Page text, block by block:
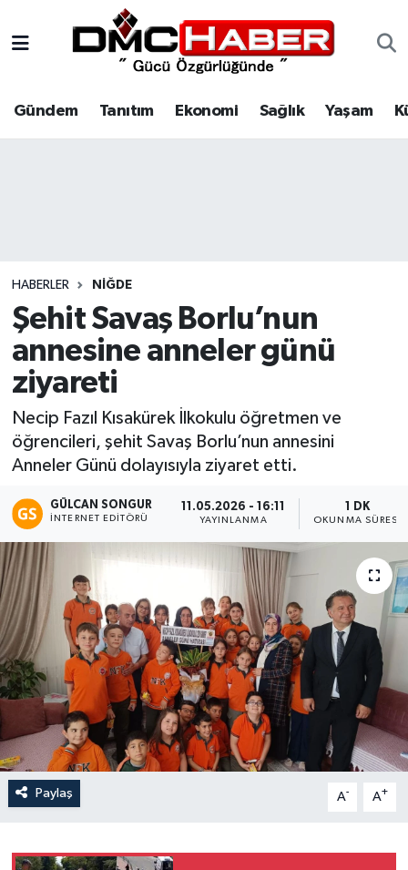
Gündem Tanıtım Ekonomi Sağlık Yaşam
HABERLER NIĞDE
Şehit Savaş Borlu’nun
annesine anneler günü
ziyareti
Necip Fazıl Kısakürek İlkokulu öğretmen ve
öğrencileri, şehit Savaş Borlu’nun annesini
Anneler Günü dolayısıyla ziyaret etti.
GÜLCAN SONGUR
İNTERNET EDITÖRÜ
11.05.2026 - 16:11
YAYINLANMA
1 DK
OKUNMA SÜRESI
Paylaş A- A+
Tanıtım
Spor
Siyaset
Eğitim
Resmi İlan
Nöbetçi Eczaneler
Hava Durumu
Haber Arşivi